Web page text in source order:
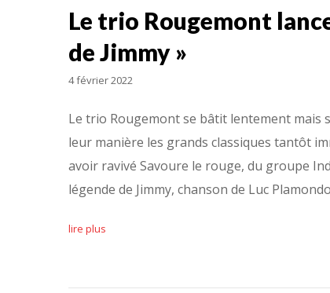
Le trio Rougemont
de Jimmy »
4 février 2022
Le trio Rougemont se bâtit lentement
leur manière les grands classiques tantôt
avoir ravivé Savoure le rouge, du groupe
légende de Jimmy, chanson de Luc
lire plus